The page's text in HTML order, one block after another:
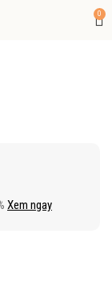
0
Xem ngay